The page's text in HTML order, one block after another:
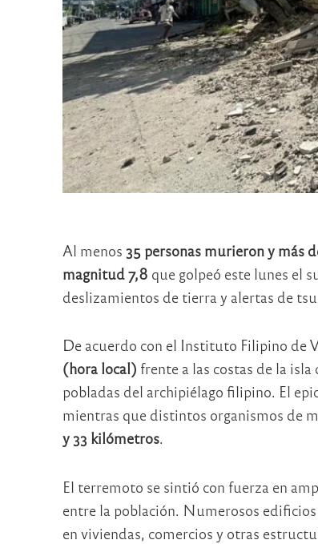
Al menos 35 personas murieron y más
magnitud 7,8 que golpeó este lunes el
deslizamientos de tierra y alertas de
De acuerdo con el Instituto Filipino de
(hora local) frente a las costas de la isla
pobladas del archipiélago filipino. El
mientras que distintos organismos de
y 33 kilómetros.
El terremoto se sintió con fuerza en
entre la población. Numerosos
en viviendas, comercios y otras